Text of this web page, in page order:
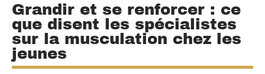
Grandir et se renforcer : ce
que disent les spécialistes
sur la musculation chez les
jeunes